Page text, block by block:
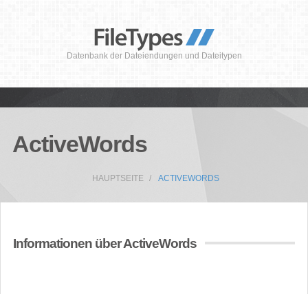
Datenbank der Dateiendungen und Dateitypen
ActiveWords
HAUPTSEITE ACTIVEWORDS
Informationen über ActiveWords